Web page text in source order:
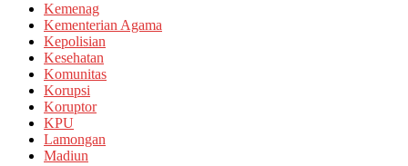
Kemenag
Kementerian Agama
Kepolisian
Kesehatan
Komunitas
Korupsi
Koruptor
KPU
Lamongan
Madiun